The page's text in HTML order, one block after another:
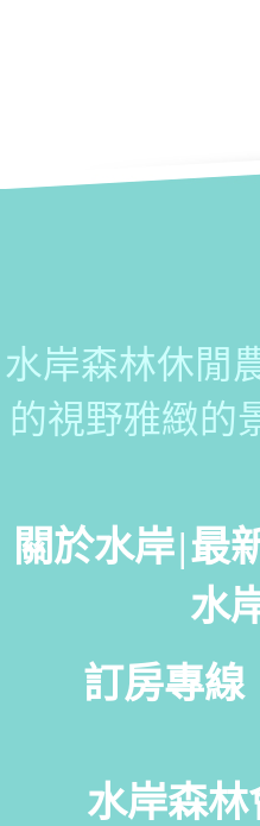
水岸森林休閒
的視野雅緻的
關於水岸|最
水
訂房專
水岸森